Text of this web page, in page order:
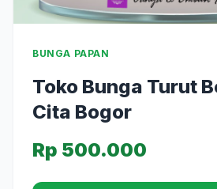
BUNGA PAPAN
Toko Bunga Turut
Cita Bogor
Rp 500.000